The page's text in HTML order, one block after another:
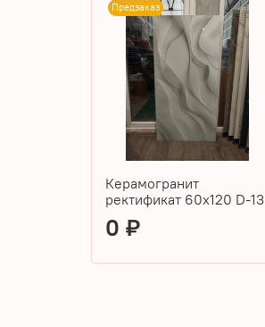
Предзаказ
Керамогранит
ректификат 60х120 D-13
0 ₽